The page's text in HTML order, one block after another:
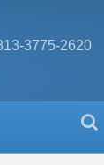
3775-2620